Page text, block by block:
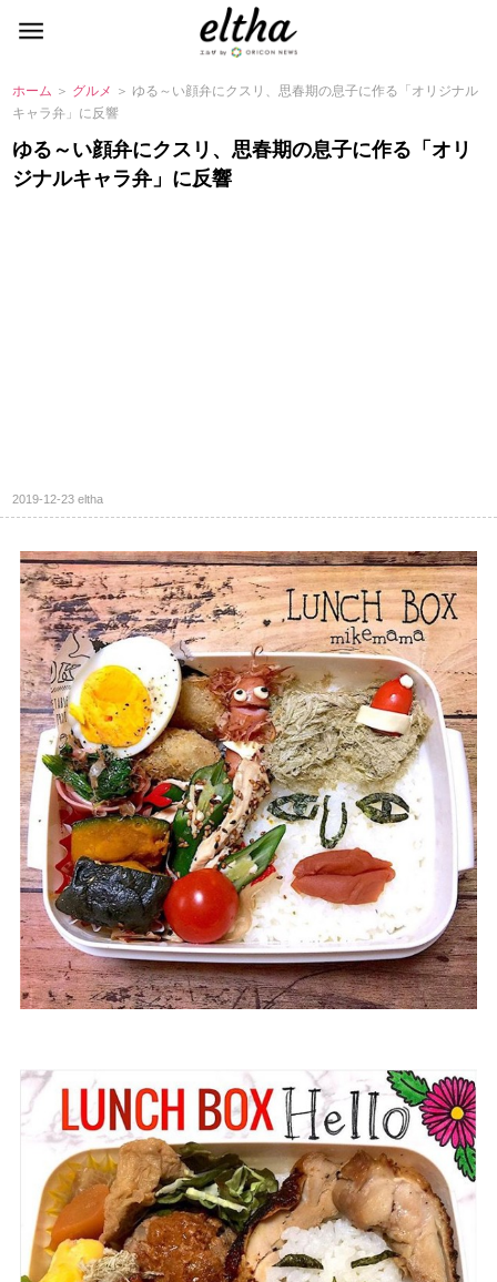
ホーム ＞ グルメ ＞ ゆる～い顔弁にクスリ、思春期の息子に作る「オリジナル
キャラ弁」に反響
ゆる～い顔弁にクスリ、思春期の息子に作る「オリ
ジナルキャラ弁」に反響
2019-12-23eltha